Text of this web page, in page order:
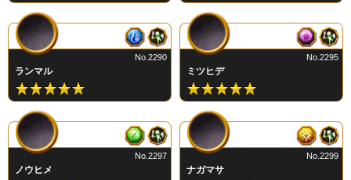
ランマル
No.2290
ミツヒデ
No.2295
ノウヒメ
No.2297
ナガマサ
No.2299